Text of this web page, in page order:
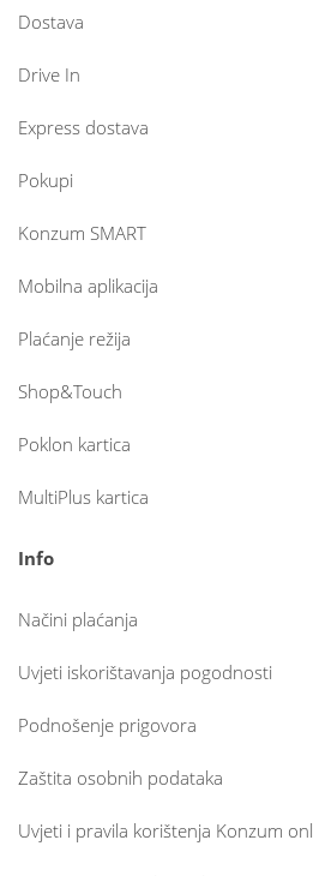
Dostava
Drive In
Express dostava
Pokupi
Konzum SMART
Mobilna aplikacija
Plaćanje režija
Shop&Touch
Poklon kartica
MultiPlus kartica
Info
Načini plaćanja
Uvjeti iskorištavanja pogodnosti
Podnošenje prigovora
Zaštita osobnih podataka
Uvjeti i pravila korištenja Konzum